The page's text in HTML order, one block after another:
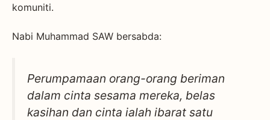
komuniti.
Nabi Muhammad SAW bersabda:
Perumpamaan orang-orang beriman
dalam cinta sesama mereka, belas
kasihan dan cinta ialah ibarat satu